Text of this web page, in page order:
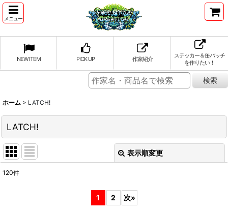
メニュー
NEW ITEM PICK UP 作家紹介
ステッカー＆缶バッチ
を作りたい！
ホーム > LATCH!
LATCH!
表示順変更
120件
1 2 次»